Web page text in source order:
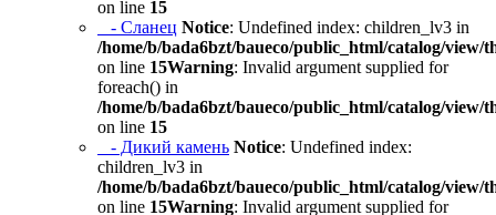
on line 15
- Сланец Notice: Undefined index: children_lv3 in
/home/b/bada6bzt/baueco/public_html/catalog/view/
on line 15Warning: Invalid argument supplied for
foreach() in
/home/b/bada6bzt/baueco/public_html/catalog/view/
on line 15
- Дикий камень Notice: Undefined index:
children_lv3 in
/home/b/bada6bzt/baueco/public_html/catalog/view/
on line 15Warning: Invalid argument supplied for